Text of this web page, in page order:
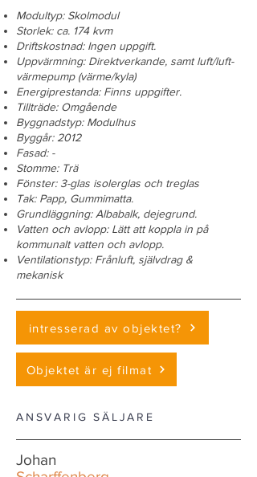
Modultyp: Skolmodul
Storlek: ca. 174 kvm
Driftskostnad: Ingen uppgift.
Uppvärmning: Direktverkande, samt luft/luft-
värmepump (värme/kyla)
Energiprestanda: Finns uppgifter.
Tillträde: Omgående
Byggnadstyp: Modulhus
Byggår: 2012
Fasad: -
Stomme: Trä
Fönster: 3-glas isolerglas och treglas
Tak: Papp, Gummimatta.
Grundläggning: Albabalk, dejegrund.
Vatten och avlopp: Lätt att koppla in på
kommunalt vatten och avlopp.
Ventilationstyp: Frånluft, självdrag &
mekanisk
intresserad av objektet?
Objektet är ej filmat
ANSVARIG SÄLJARE
Johan